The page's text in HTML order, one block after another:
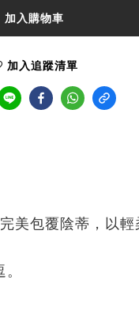
加入購物車
加入追蹤清單
包覆陰蒂，以輕